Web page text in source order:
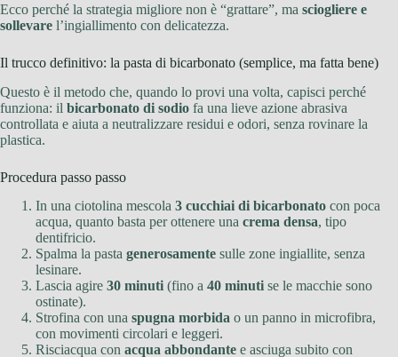
Ecco perché la strategia migliore non è “grattare”, ma sciogliere e
sollevare l’ingiallimento con delicatezza.
Il trucco definitivo: la pasta di bicarbonato (semplice, ma fatta bene)
Questo è il metodo che, quando lo provi una volta, capisci perché
funziona: il bicarbonato di sodio fa una lieve azione abrasiva
controllata e aiuta a neutralizzare residui e odori, senza rovinare la
plastica.
Procedura passo passo
In una ciotolina mescola 3 cucchiai di bicarbonato con poca
acqua, quanto basta per ottenere una crema densa, tipo
dentifricio.
Spalma la pasta generosamente sulle zone ingiallite, senza
lesinare.
Lascia agire 30 minuti (fino a 40 minuti se le macchie sono
ostinate).
Strofina con una spugna morbida o un panno in microfibra,
con movimenti circolari e leggeri.
Risciacqua con acqua abbondante e asciuga subito con